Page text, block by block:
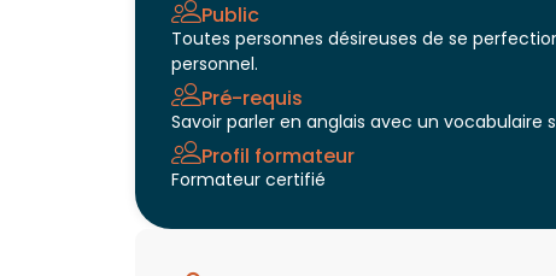
Public
Toutes personnes désireuses de se
personnel.
Pré-requis
Savoir parler en anglais avec un
Profil formateur
Formateur certifié